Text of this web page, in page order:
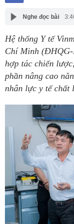
Nghe đọc bài
Hệ thống Y tế
Chí Minh (ĐHQG-
hợp tác chiến
phần nâng cao
nhân lực y tế chất